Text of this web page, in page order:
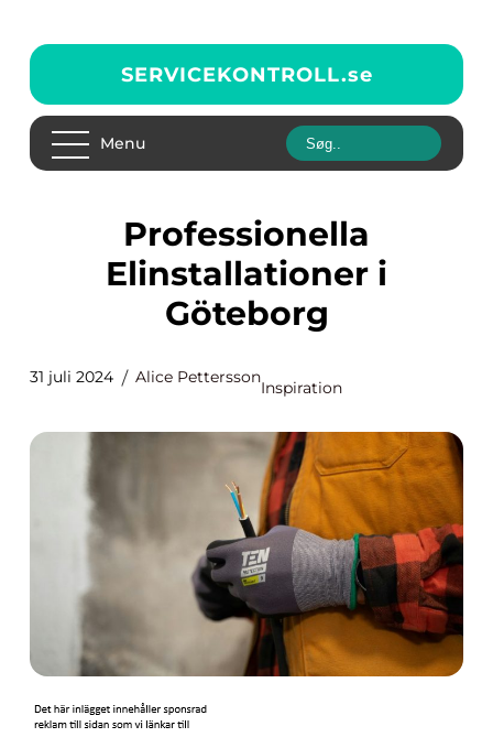
SERVICEKONTROLL.se
Menu
Professionella
Elinstallationer i
Göteborg
31 juli 2024 Alice Pettersson
Inspiration